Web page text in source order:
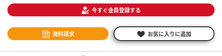
今すぐ会員登録する
資料請求 お気に入りに追加